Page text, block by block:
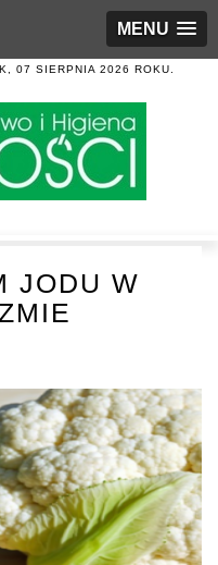
MENU
07 SIERPNIA 2026 ROKU.
JODU W